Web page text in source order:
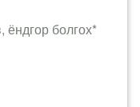
ёндгор болгох*